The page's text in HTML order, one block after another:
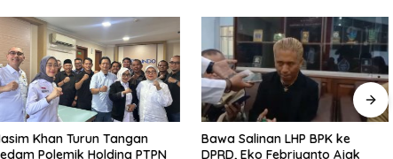
Bawa Salinan LHP BPK ke
DPRD, Eko Febriyanto Ajak
LHP BPK 2025 Ungkap Celah
Besar Pengelolaan Keuangan